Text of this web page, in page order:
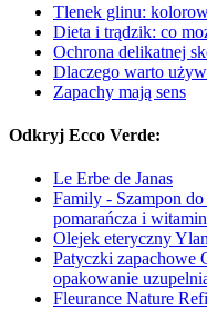
Tlenek glinu:
Dieta i trądzik: co
Ochrona delikatnej
Dlaczego warto
Zapachy mają sens
Odkryj Ecco Verde:
Le Erbe de Janas
Family - Szampon
pomarańcza i
Olejek eteryczny
Patyczki zapachowe
opakowanie
Fleurance Nature